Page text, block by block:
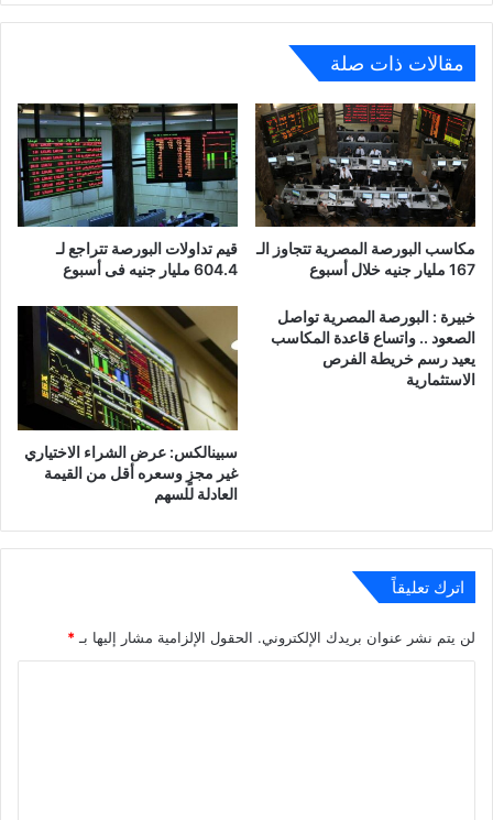
مقالات ذات صلة
مكاسب البورصة المصرية تتجاوز الـ
167 مليار جنيه خلال أسبوع
قيم تداولات البورصة تتراجع لـ
604.4 مليار جنيه فى أسبوع
خبيرة : البورصة المصرية تواصل
الصعود .. واتساع قاعدة المكاسب
يعيد رسم خريطة الفرص
الاستثمارية
سبينالكس: عرض الشراء الاختياري
غير مجزٍ وسعره أقل من القيمة
العادلة للسهم
اترك تعليقاً
لن يتم نشر عنوان بريدك الإلكتروني. الحقول الإلزامية مشار إليها بـ*